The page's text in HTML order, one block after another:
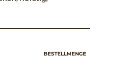
BESTELLMENGE